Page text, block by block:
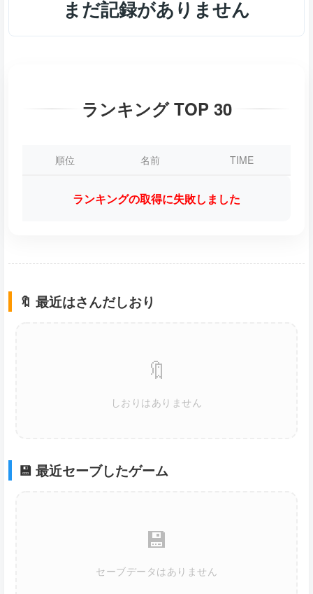
まだ記録がありません
ランキング TOP 30
順位 名前 TIME
ランキングの取得に失敗しました
🔖 最近はさんだしおり
🔖
しおりはありません
💾 最近セーブしたゲーム
💾
セーブデータはありません